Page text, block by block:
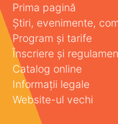
Prima pagină
Știri, evenimente,
Program și tarife
Înscriere și
Catalog online
Informații legale
Website-ul vechi